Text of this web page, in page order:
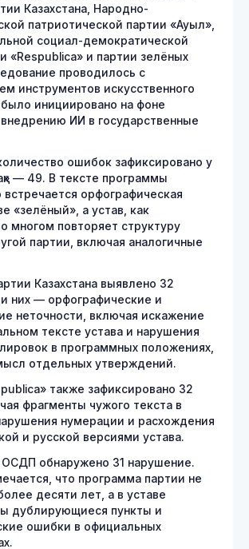
Казахстана, Народно-
патриотической партии «Ауыл»,
социал-демократической
«Respublica» и партии зелёных
проводилось с
инструментов искусственного
инициировано на фоне
ИИ в государственные
ошибок зафиксировано у
— 49. В тексте программы
встречается орфографическая
«зелёный», а устав, как
многом повторяет структуру
партии, включая аналогичные
Казахстана выявлено 32
них — орфографические и
неточности, включая искажение
тексте устава и нарушения
в программных положениях,
отдельных утверждений.
также зафиксировано 32
фрагменты чужого текста в
нумерации и расхождения
и русской версиями устава.
ОСДП обнаружено 31 нарушение.
что программа партии не
десяти лет, а в уставе
дублирующиеся пункты и
ошибки в официальных